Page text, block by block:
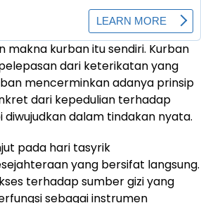
makna kurban itu sendiri. Kurban
dari keterikatan yang
mencerminkan adanya prinsip
dari kepedulian terhadap
dalam tindakan nyata.
pada hari tasyrik
yang bersifat langsung.
terhadap sumber gizi yang
sebagai instrumen